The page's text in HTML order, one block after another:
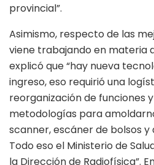
provincial”.
Asimismo, respecto de las
viene trabajando en materia
explicó que “hay nueva
ingreso, eso requirió una
reorganización de funciones
metodologías para
scanner, escáner de bolsos
Todo eso el Ministerio de
la Dirección de Radiofísica”.